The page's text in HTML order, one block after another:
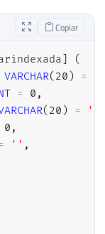
Copiar
]
(
VARCHAR( 20 ) =
= 0 ,
( 20 ) = ''
0 ,
'' ,